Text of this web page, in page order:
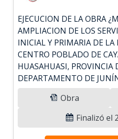
EJECUCION DE LA OBRA
AMPLIACION DE LOS
INICIAL Y PRIMARIA DE LA
CENTRO POBLADO DE
HUASAHUASI, PROVINCIA
DEPARTAMENTO DE
Obra
Finalizó el